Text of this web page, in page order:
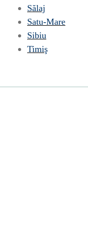
Sălaj
Satu-Mare
Sibiu
Timiş